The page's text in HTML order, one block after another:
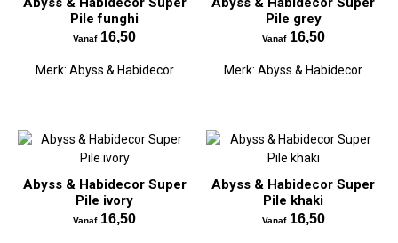
Pile funghi
Vanaf16,50
Merk: Abyss & Habidecor
Pile grey
Vanaf16,50
Merk:Abyss & Habidecor
Abyss & Habidecor Super
Pile ivory
Vanaf16,50
Abyss & Habidecor Super
Pile khaki
Vanaf16,50